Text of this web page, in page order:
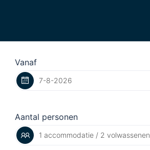
Vanaf
Aantal personen
1 accommodatie / 2 volwassenen